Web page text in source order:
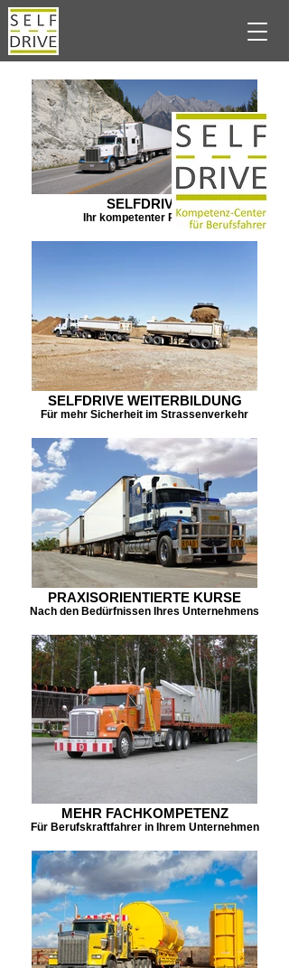
SELFDRIVE
Ihr kompetenter Partner
SELFDRIVE WEITERBILDUNG
Für mehr Sicherheit im Strassenverkehr
PRAXISORIENTIERTE KURSE
Nach den Bedürfnissen Ihres Unternehmens
MEHR FACHKOMPETENZ
Für Berufskraftfahrer in Ihrem Unternehmen